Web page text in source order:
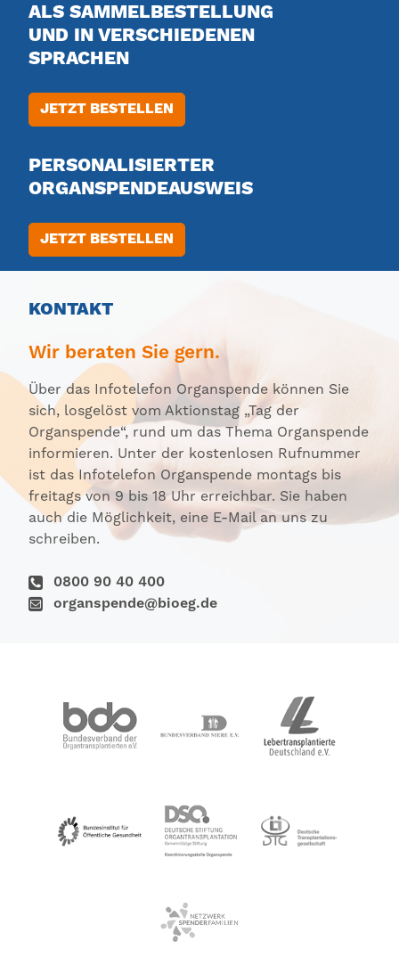
ALS SAMMELBESTELLUNG
UND IN VERSCHIEDENEN
SPRACHEN
JETZT BESTELLEN
PERSONALISIERTER
ORGANSPENDEAUSWEIS
JETZT BESTELLEN
KONTAKT
Wir beraten Sie gern.
Über das Infotelefon Organspende können Sie
sich, losgelöst vom Aktionstag „Tag der
Organspende“, rund um das Thema Organspende
informieren. Unter der kostenlosen Rufnummer
ist das Infotelefon Organspende montags bis
freitags von 9 bis 18 Uhr erreichbar. Sie haben
auch die Möglichkeit, eine E-Mail an uns zu
schreiben.
0800 90 40 400
organspende@bioeg.de